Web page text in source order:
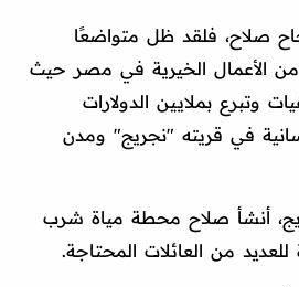
صلاح، فلقد ظل متواضعًا
من الأعمال الخيرية في مصر حيث
بملايين الدولارات
في قريته "نجريج" ومدن
أنشأ صلاح محطة مياة شرب
من العائلات المحتاجة.